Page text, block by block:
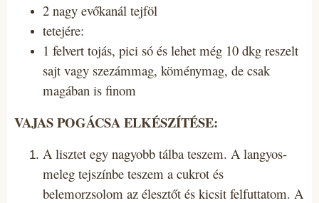
2 nagy evőkanál tejföl
tetejére:
1 felvert tojás, pici só és lehet még 10 dkg reszelt
sajt vagy szezámmag, köménymag, de csak
magában is finom
VAJAS POGÁCSA ELKÉSZÍTÉSE:
A lisztet egy nagyobb tálba teszem. A langyos-
meleg tejszínbe teszem a cukrot és
belemorzsolom az élesztőt és kicsit felfuttatom. A